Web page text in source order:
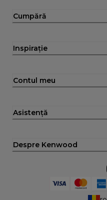
Cumpără
Inspirație
Contul meu
Asistență
Despre Kenwood